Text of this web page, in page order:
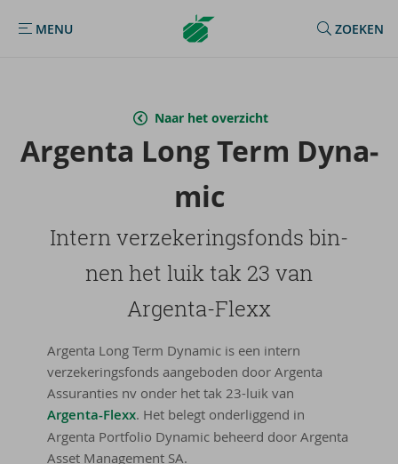
MENU
MENU
Argenta
Homepage
ZOEKEN
Naar het overzicht
Argenta Long Term Dy­na­
mic
In­tern ver­ze­ke­rings­fonds bin­
nen het luik tak 23 van
Argenta-​Flexx
Argenta Long Term Dynamic is een intern
verzekeringsfonds aangeboden door Argenta
Assuranties nv onder het tak 23-luik van
Argenta-Flexx. Het belegt onderliggend in
Argenta Portfolio Dynamic beheerd door Argenta
Asset Management SA.